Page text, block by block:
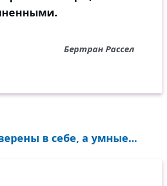
Бертран Рассел
в себе, а умные...